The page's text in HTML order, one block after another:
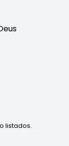
listados.